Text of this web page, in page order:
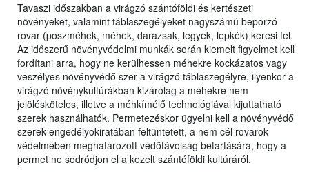
Tavaszi időszakban a virágzó szántóföldi és kertészeti
növényeket, valamint táblaszegélyeket nagyszámú beporzó
rovar (poszméhek, méhek, darazsak, legyek, lepkék) keresi fel.
Az időszerű növényvédelmi munkák során kiemelt figyelmet kell
fordítani arra, hogy ne kerülhessen méhekre kockázatos vagy
veszélyes növényvédő szer a virágzó táblaszegélyre, ilyenkor a
virágzó növénykultúrákban kizárólag a méhekre nem
jelölésköteles, illetve a méhkímélő technológiával kijuttatható
szerek használhatók. Permetezéskor ügyelni kell a növényvédő
szerek engedélyokiratában feltüntetett, a nem cél rovarok
védelmében meghatározott védőtávolság betartására, hogy a
permet ne sodródjon el a kezelt szántóföldi kultúráról.